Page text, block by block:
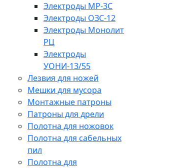
Электроды MP-3C
Электроды ОЗС-12
Электроды Монолит
РЦ
Электроды
УОНИ-13/55
Лезвия для ножей
Мешки для мусора
Монтажные патроны
Патроны для дрели
Полотна для ножовок
Полотна для сабельных
пил
Полотна для